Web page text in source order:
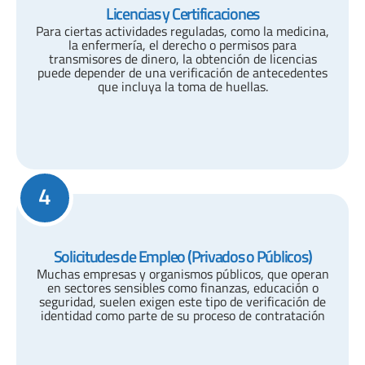
Licencias y Certificaciones
Para ciertas actividades reguladas, como la medicina,
la enfermería, el derecho o permisos para
transmisores de dinero, la obtención de licencias
puede depender de una verificación de antecedentes
que incluya la toma de huellas.
4
Solicitudes de Empleo (Privados o Públicos)
Muchas empresas y organismos públicos, que operan
en sectores sensibles como finanzas, educación o
seguridad, suelen exigen este tipo de verificación de
identidad como parte de su proceso de contratación